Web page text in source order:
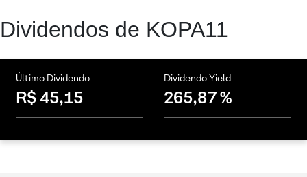
Dividendos de KOPA11
Último Dividendo
R$ 45,15
Dividendo Yield
265,87 %